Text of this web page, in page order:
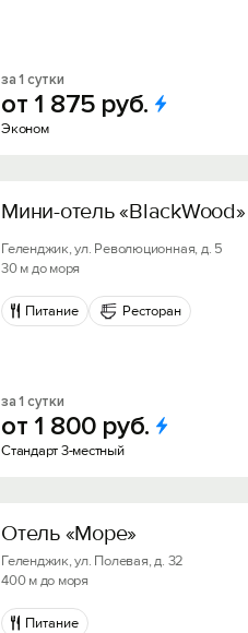
за 1 сутки
от 1 875 руб.
Эконом
Мини-отель
Геленджик, ул. Революционная, д. 5
30 м до моря
Питание Ресторан
за 1 сутки
от 1 800 руб.
Стандарт 3-местный
Отель «Море»
Геленджик, ул. Полевая, д. 32
400 м до моря
Питание